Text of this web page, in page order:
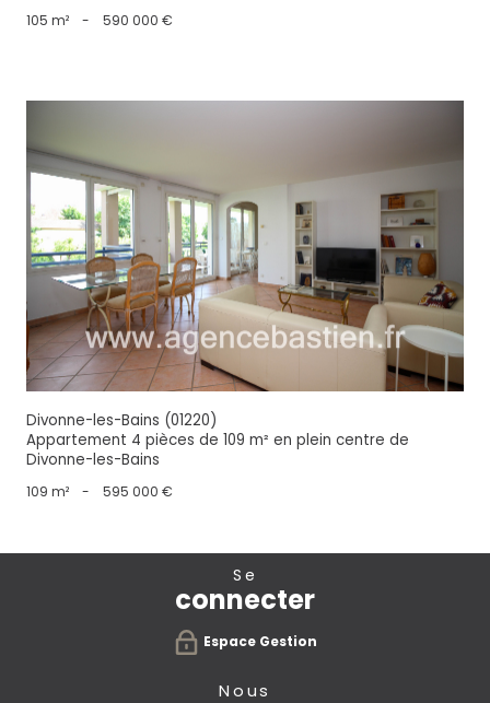
105 m² - 590 000 €
voir le bien
Divonne-les-Bains (01220)
Appartement 4 pièces de 109 m² en plein centre de
Divonne-les-Bains
109 m² - 595 000 €
se
connecter
Espace Gestion
nous